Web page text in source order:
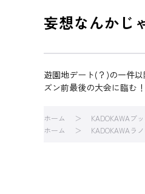
妄想なんかじ
遊園地デート(？)の一件
ズン前最後の大会に臨む！
ホーム KADOKAWAブ
ホーム
KADOKAWAラ